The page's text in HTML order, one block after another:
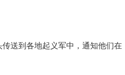
送到各地起义军中，通知他们在